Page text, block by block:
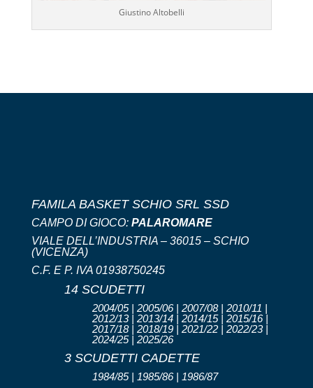
Giustino Altobelli
FAMILA BASKET SCHIO SRL SSD
CAMPO DI GIOCO: PALAROMARE
VIALE DELL’INDUSTRIA – 36015 – SCHIO
(VICENZA)
C.F. E P. IVA 01938750245
14 SCUDETTI
2004/05 | 2005/06 | 2007/08 | 2010/11 |
2012/13 | 2013/14 | 2014/15 | 2015/16 |
2017/18 | 2018/19 | 2021/22 | 2022/23 |
2024/25 | 2025/26
3 SCUDETTI CADETTE
1984/85 | 1985/86 | 1986/87